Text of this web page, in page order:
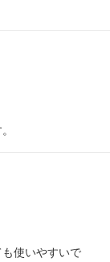
使いやすいで